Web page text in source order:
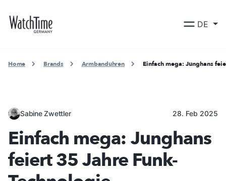
DE
Home Brands Armbanduhren Einfach mega: Junghans
Sabine Zwettler 28. Feb 2025
Einfach mega: Junghans
feiert 35 Jahre Funk-